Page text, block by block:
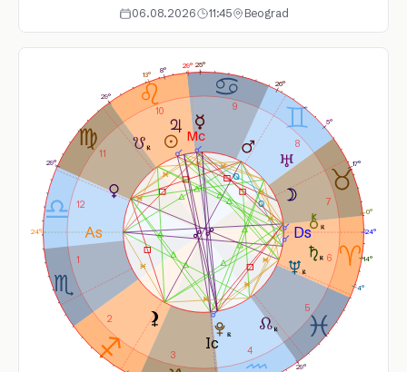
06.08.2026 11:45 Beograd
1
2
3 4
5
6
7
8
9
10
11
12
13°
17°
25°
29°
26°
8°
14°
5°
4°
29°
0°
24°
29°
24°
29°